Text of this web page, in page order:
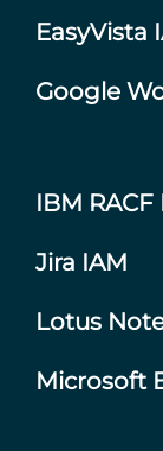
EasyVista
Google
IBM RACF
Jira IAM
Lotus
Microsoft